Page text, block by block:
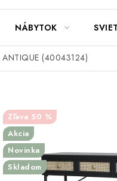
NÁBYTOK
ANTIQUE (40043124)
50 %
Akcia
Novinka
Skladom